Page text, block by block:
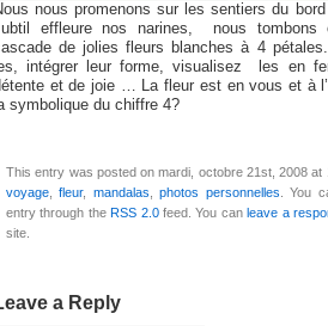
nous promenons sur les sentiers du
effleure nos narines, nous tombons
de jolies fleurs blanches à 4
intégrer leur forme, visualisez les en
et de joie … La fleur est en vous et à
symbolique du chiffre 4?
This entry was posted on mardi, octobre 21st, 2008 at
voyage ,fleur, mandalas ,photos personnelles . You
entry through theRSS 2.0feed. You canleave a
site.
a Reply